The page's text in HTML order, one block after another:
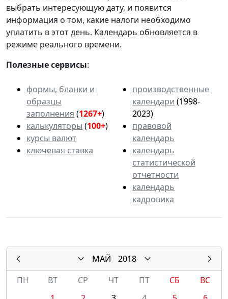
выбрать интересующую дату, и появится
информация о том, какие налоги необходимо
уплатить в этот день. Календарь обновляется в
режиме реального времени.
Полезные сервисы:
формы, бланки и
образцы
заполнения (1267+)
калькуляторы (100+)
курсы валют
ключевая ставка
производственные
календари (1998-
2023)
правовой
календарь
календарь
статистической
отчетности
календарь
кадровика
МАЙ
2018
ПН
ВТ СР ЧТ ПТ СБ
ВС